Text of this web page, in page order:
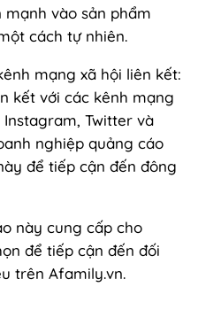
vào sản phẩm
cách tự nhiên.
mạng xã hội liên kết:
kết với các kênh mạng
Twitter và
nghiệp quảng cáo
để tiếp cận đến đông
này cung cấp cho
để tiếp cận đến đối
trên Afamily.vn.